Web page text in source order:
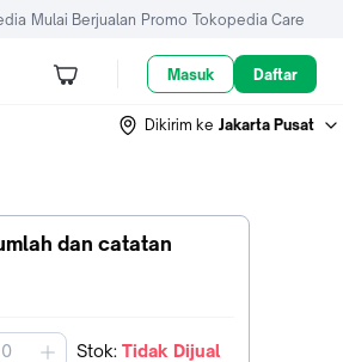
Mulai Berjualan Promo Tokopedia Care
Masuk Daftar
Dikirim ke Jakarta Pusat
dan catatan
Stok: Tidak Dijual